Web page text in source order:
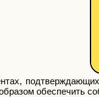
обеспечить